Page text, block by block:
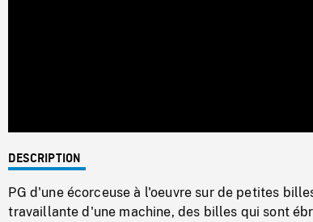
DESCRIPTION
PG d'une écorceuse à l'oeuvre sur de petites
travaillante d'une machine, des billes qui sont